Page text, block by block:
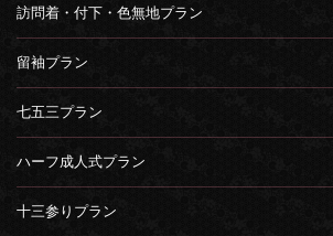
訪問着・付下・色無地プラン
留袖プラン
七五三プラン
ハーフ成人式プラン
十三参りプラン